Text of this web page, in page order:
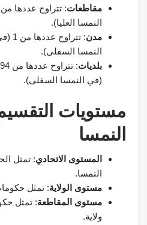
مقاطعات
النمسا العليا).
مدن
النمسا السفلى).
بلديات
(في النمسا السفلى).
مستويات
النمسا
المستوى الاتحادي: تمثل
النمسا.
مستوى الولاية: تمثل
مستوى المقاطعة: تمثل
ولاية.